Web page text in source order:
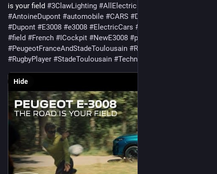
is your field #3ClawLighting #AllElectric
#AntoineDupont #automobile #CARS #Design
#Dupont #E3008 #e3008 #ElectricCars #
#field #French #ICockpit #NewE3008 #peugeot
#PeugeotFranceAndStadeToulousain #Road
#RugbyPlayer #StadeToulousain #Technology
Hide